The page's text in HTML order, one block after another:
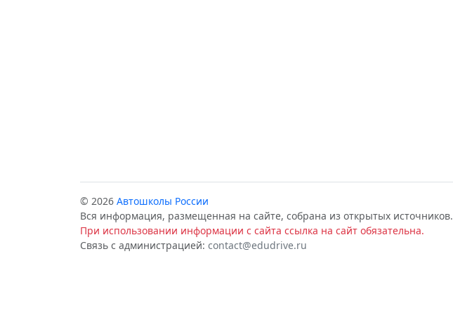
© 2026 Автошколы России
Вся информация, размещенная на сайте, собрана из открытых источников.
При использовании информации с сайта ссылка на сайт обязательна.
Связь с администрацией: contact@edudrive.ru